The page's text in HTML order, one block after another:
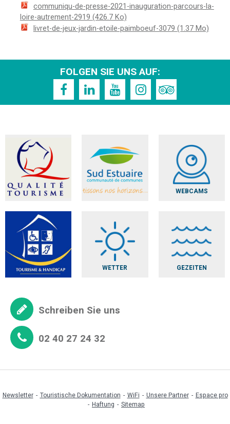
communiqu-de-presse-2021-inauguration-parcours-la-
loire-autrement-2919 (426.7 Ko)
livret-de-jeux-jardin-etoile-paimboeuf-3079 (1.37 Mo)
FOLGEN SIE UNS AUF:
WEBCAMS
WETTER GEZEITEN
Schreiben Sie uns
02 40 27 24 32
Newsletter Touristische Dokumentation WiFi Unsere Partner
Espace pro
Haftung
Sitemap